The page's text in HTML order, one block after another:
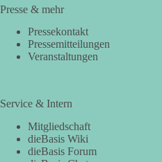
Presse & mehr
Pressekontakt
Pressemitteilungen
Veranstaltungen
Service & Intern
Mitgliedschaft
dieBasis Wiki
dieBasis Forum